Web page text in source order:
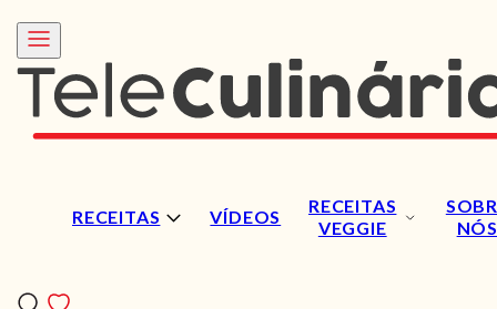
RECEITAS VÍDEOS
RECEITAS
VEGGIE
NÓS